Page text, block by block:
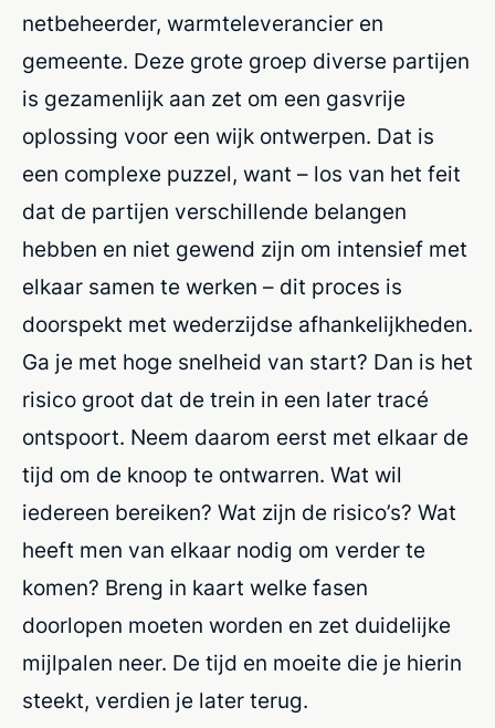
netbeheerder, warmteleverancier en
gemeente. Deze grote groep diverse partijen
is gezamenlijk aan zet om een gasvrije
oplossing voor een wijk ontwerpen. Dat is
een complexe puzzel, want – los van het feit
dat de partijen verschillende belangen
hebben en niet gewend zijn om intensief met
elkaar samen te werken – dit proces is
doorspekt met wederzijdse afhankelijkheden.
Ga je met hoge snelheid van start? Dan is het
risico groot dat de trein in een later tracé
ontspoort. Neem daarom eerst met elkaar de
tijd om de knoop te ontwarren. Wat wil
iedereen bereiken? Wat zijn de risico’s? Wat
heeft men van elkaar nodig om verder te
komen? Breng in kaart welke fasen
doorlopen moeten worden en zet duidelijke
mijlpalen neer. De tijd en moeite die je hierin
steekt, verdien je later terug.